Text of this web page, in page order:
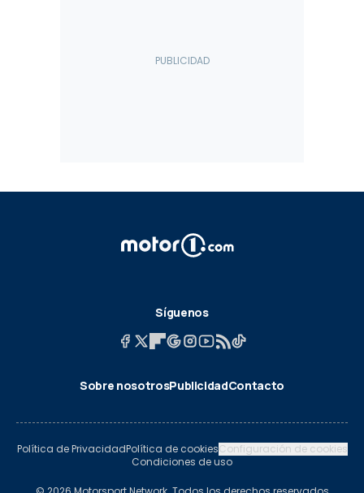
Síguenos
Sobre nosotrosPublicidadContacto
Política de PrivacidadPolítica de cookiesConfiguración de cookies
Condiciones de uso